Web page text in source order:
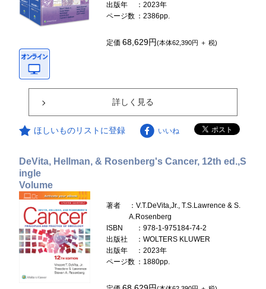
出版年
：2023年
ページ数 ：2386pp.
定価68,629円(本体62,390円 ＋ 税)
詳しく見る
ほしいものリストに登録 いいね
DeVita, Hellman, & Rosenberg's Cancer, 12th ed.,S
ingle
Volume
著者
：V.T.DeVita,Jr., T.S.Lawrence & S.
A.Rosenberg
ISBN
：978-1-975184-74-2
出版社
：WOLTERS KLUWER
出版年
：2023年
ページ数 ：1880pp.